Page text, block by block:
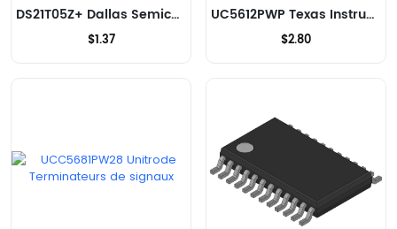
DS21T05Z+ Dallas Semiconductor Terminateurs de signaux
$1.37
UC5612PWP Texas Instruments Terminateurs de signaux
$2.80